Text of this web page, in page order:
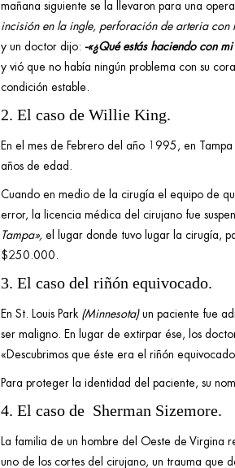
mañana siguiente se la llevaron para una
incisión en la ingle, perforación de arteria con
y un doctor dijo: -«¿Qué estás haciendo con
y vió que no había ningún problema con su
condición estable.
2. El caso de Willie King.
En el mes de Febrero del año 1995, en
años de edad.
Cuando en medio de la cirugía el equipo de
error, la licencia médica del cirujano fue
Tampa», el lugar donde tuvo lugar la cirugía,
$250.000.
3. El caso del riñón equivocado.
En St. Louis Park (Minnesota) un paciente fue
ser maligno. En lugar de extirpar ése, los
«Descubrimos que éste era el riñón
Para proteger la identidad del paciente, su
4. El caso de Sherman Sizemore.
La familia de un hombre del Oeste de Virgina
uno de los cortes del cirujano, un trauma que